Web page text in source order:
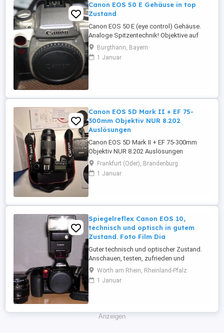
Canon EOS 50 E Gehäuse in top
Zustand
Canon EOS 50 E (eye control) Gehäuse.
Analoge Spitzentechnik! Objektive auf
Anfrage. Batteriegriff auf Anfrage
Privatverkauf ohne Garantie und ohne
Gewährleistung. Nur Abholung
Burgthann, Bayern
1 Januar
Canon EOS 5D Mark II + EF 75-
300mm Objektiv NUR 8.202
Auslösungen
Canon EOS 5D Mark II + EF 75-300mm
Objektiv NUR 8.202 Auslösungen
Frankfurt (Oder), Brandenburg
1 Januar
Spiegelreflex Canon EOS 10,
technisch und optisch in gutem
Zustand. Foto Film Dia
Guter technisch und optischer Zustand.
Anschauen, testen, zufrieden und
überzeugt sein. Technische Details unter:
http://www.phoscope.com/canon-eos-
10-p-61.html?language=de Mit dabei ist
Skylight 1B 52mm Filter und
Sonnenblende und ...
Wörth am Rhein, Rheinland-Pfalz
1 Januar
Anzeigen